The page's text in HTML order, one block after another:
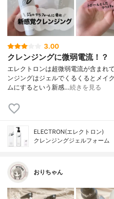
3.00
クレンジングに微弱電流！？
エレクトロンは 超微弱電流が含まれ
ンジングは ジェルでくるくるとメイ
ムにするという 新感…続きを見る
ELECTRON(エレクトロン)
クレンジングジェルフォーム
おりちゃん